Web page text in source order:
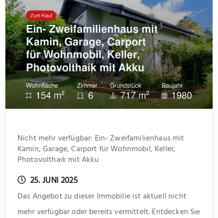
Nicht mehr verfügbar: Ein- Zweifamilienhaus mit
Kamin, Garage, Carport für Wohnmobil, Keller,
Photovolthaik mit Akku
25. JUNI 2025
Das Angebot zu dieser Immobilie ist aktuell nicht
mehr verfügbar oder bereits vermittelt. Entdecken Sie